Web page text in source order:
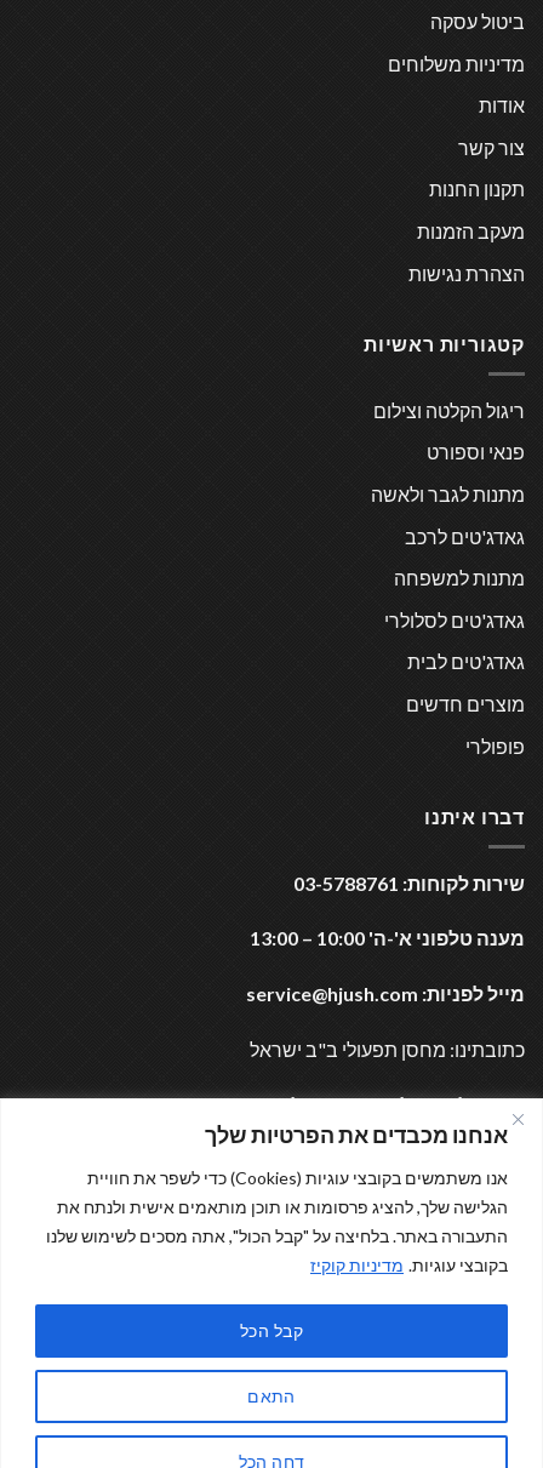
אנחנו מכבדים את הפרטיות שלך
אנו משתמשים בקובצי עוגיות (Cookies) כדי לשפר את חוויית
הגלישה שלך, להציג פרסומות או תוכן מותאמים אישית ולנתח את
התעבורה באתר. בלחיצה על "קבל הכול", אתה מסכים לשימוש שלנו
בקובצי עוגיות. מדיניות קוקיז
התאם
דחה הכל
קבל הכל
ביטול עסקה
מדיניות משלוחים
אודות
צור קשר
תקנון החנות
מעקב הזמנות
הצהרת נגישות
קטגוריות ראשיות
ריגול הקלטה וצילום
פנאי וספורט
מתנות לגבר ולאשה
גאדג'טים לרכב
מתנות למשפחה
גאדג'טים לסלולרי
גאדג'טים לבית
מוצרים חדשים
פופולרי
דברו איתנו
שירות לקוחות: 03-5788761
מענה טלפוני א'-ה' 10:00 – 13:00
מייל לפניות: service@hjush.com
כתובתינו: מחסן תפעולי ב"ב ישראל
נשמח לעמוד לרשותכם בכל עת (:
מוזמנים לבקר